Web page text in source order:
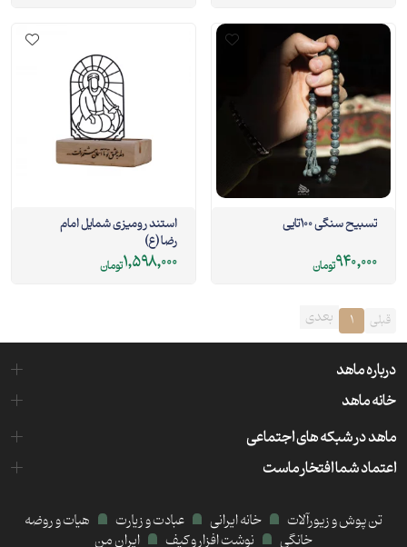
تسبیح سنگی 100تایی
940,000تومان
استند رومیزی شمایل امام
رضا (ع)
1,598,000تومان
قبلی 1 بعدی
درباره ماهد
خانه ماهد
ماهد در شبکه های اجتماعی
اعتماد شما افتخار ماست
تن پوش و زیورآلات خانه ایرانی عبادت و زیارت
هیات و روضه
خانگی
نوشت افزار و کیف ایران من